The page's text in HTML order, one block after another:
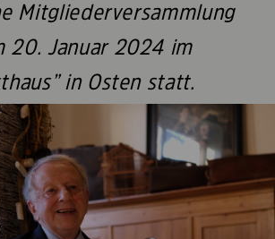
Mitgliederversammlung
20. Januar 2024 im
in Osten statt.